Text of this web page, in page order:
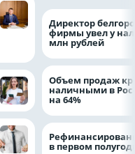
Директор
фирмы увел у
млн рублей
Объем продаж
наличными в
на 64%
в первом